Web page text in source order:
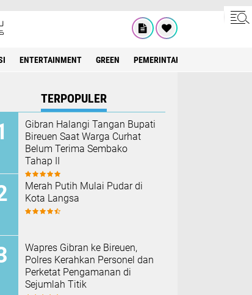
ENTERTAINMENT GREEN PEMERINTAH ACEH
TERPOPULER
Gibran Halangi Tangan Bupati
Bireuen Saat Warga Curhat
Belum Terima Sembako
Tahap II
Merah Putih Mulai Pudar di
Kota Langsa
Wapres Gibran ke Bireuen,
Polres Kerahkan Personel dan
Perketat Pengamanan di
Sejumlah Titik